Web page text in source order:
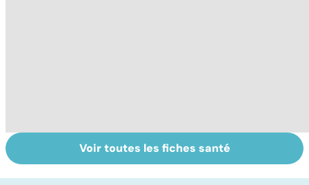
Comment réagit
notre corps face
Embolie
pulmonaire : un
Voir toutes les fiches santé